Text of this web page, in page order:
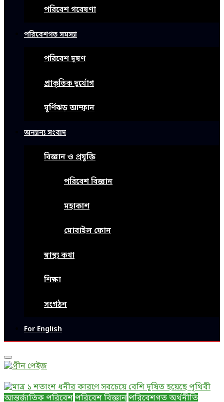
পরিবেশ গবেষণা
পরিবেশগত সমস্যা
পরিবেশ দূষণ
প্রাকৃতিক দুর্যোগ
ঘূর্ণিঝড় আম্ফান
অন্যান্য সংবাদ
বিজ্ঞান ও প্রযুক্তি
পরিবেশ বিজ্ঞান
মহাকাশ
মোবাইল ফোন
স্বাস্থ্য কথা
শিক্ষা
সংগঠন
For English
Primary
Menu
আন্তর্জাতিক পরিবেশপরিবেশ বিজ্ঞানপরিবেশগত অর্থনীতি